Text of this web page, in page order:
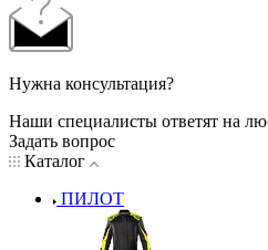
Нужна консультация?
Наши специалисты ответят на
Задать вопрос
Каталог
ПИЛОТ